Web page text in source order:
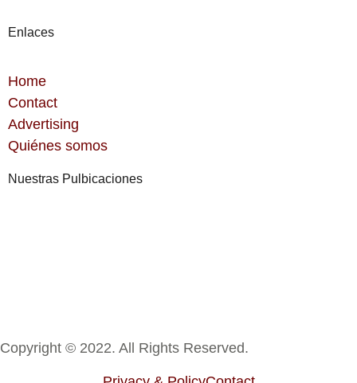
Enlaces
Home
Contact
Advertising
Quiénes somos
Nuestras Pulbicaciones
Copyright © 2022. All Rights Reserved.